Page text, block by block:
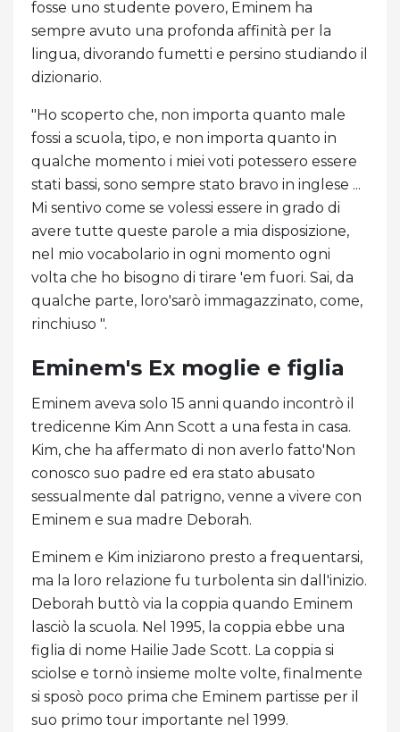
fosse uno studente povero, Eminem ha
sempre avuto una profonda affinità per la
lingua, divorando fumetti e persino studiando il
dizionario.
"Ho scoperto che, non importa quanto male
fossi a scuola, tipo, e non importa quanto in
qualche momento i miei voti potessero essere
stati bassi, sono sempre stato bravo in inglese ...
Mi sentivo come se volessi essere in grado di
avere tutte queste parole a mia disposizione,
nel mio vocabolario in ogni momento ogni
volta che ho bisogno di tirare 'em fuori. Sai, da
qualche parte, loro'sarò immagazzinato, come,
rinchiuso ".
Eminem's Ex moglie e figlia
Eminem aveva solo 15 anni quando incontrò il
tredicenne Kim Ann Scott a una festa in casa.
Kim, che ha affermato di non averlo fatto'Non
conosco suo padre ed era stato abusato
sessualmente dal patrigno, venne a vivere con
Eminem e sua madre Deborah.
Eminem e Kim iniziarono presto a frequentarsi,
ma la loro relazione fu turbolenta sin dall'inizio.
Deborah buttò via la coppia quando Eminem
lasciò la scuola. Nel 1995, la coppia ebbe una
figlia di nome Hailie Jade Scott. La coppia si
sciolse e tornò insieme molte volte, finalmente
si sposò poco prima che Eminem partisse per il
suo primo tour importante nel 1999.